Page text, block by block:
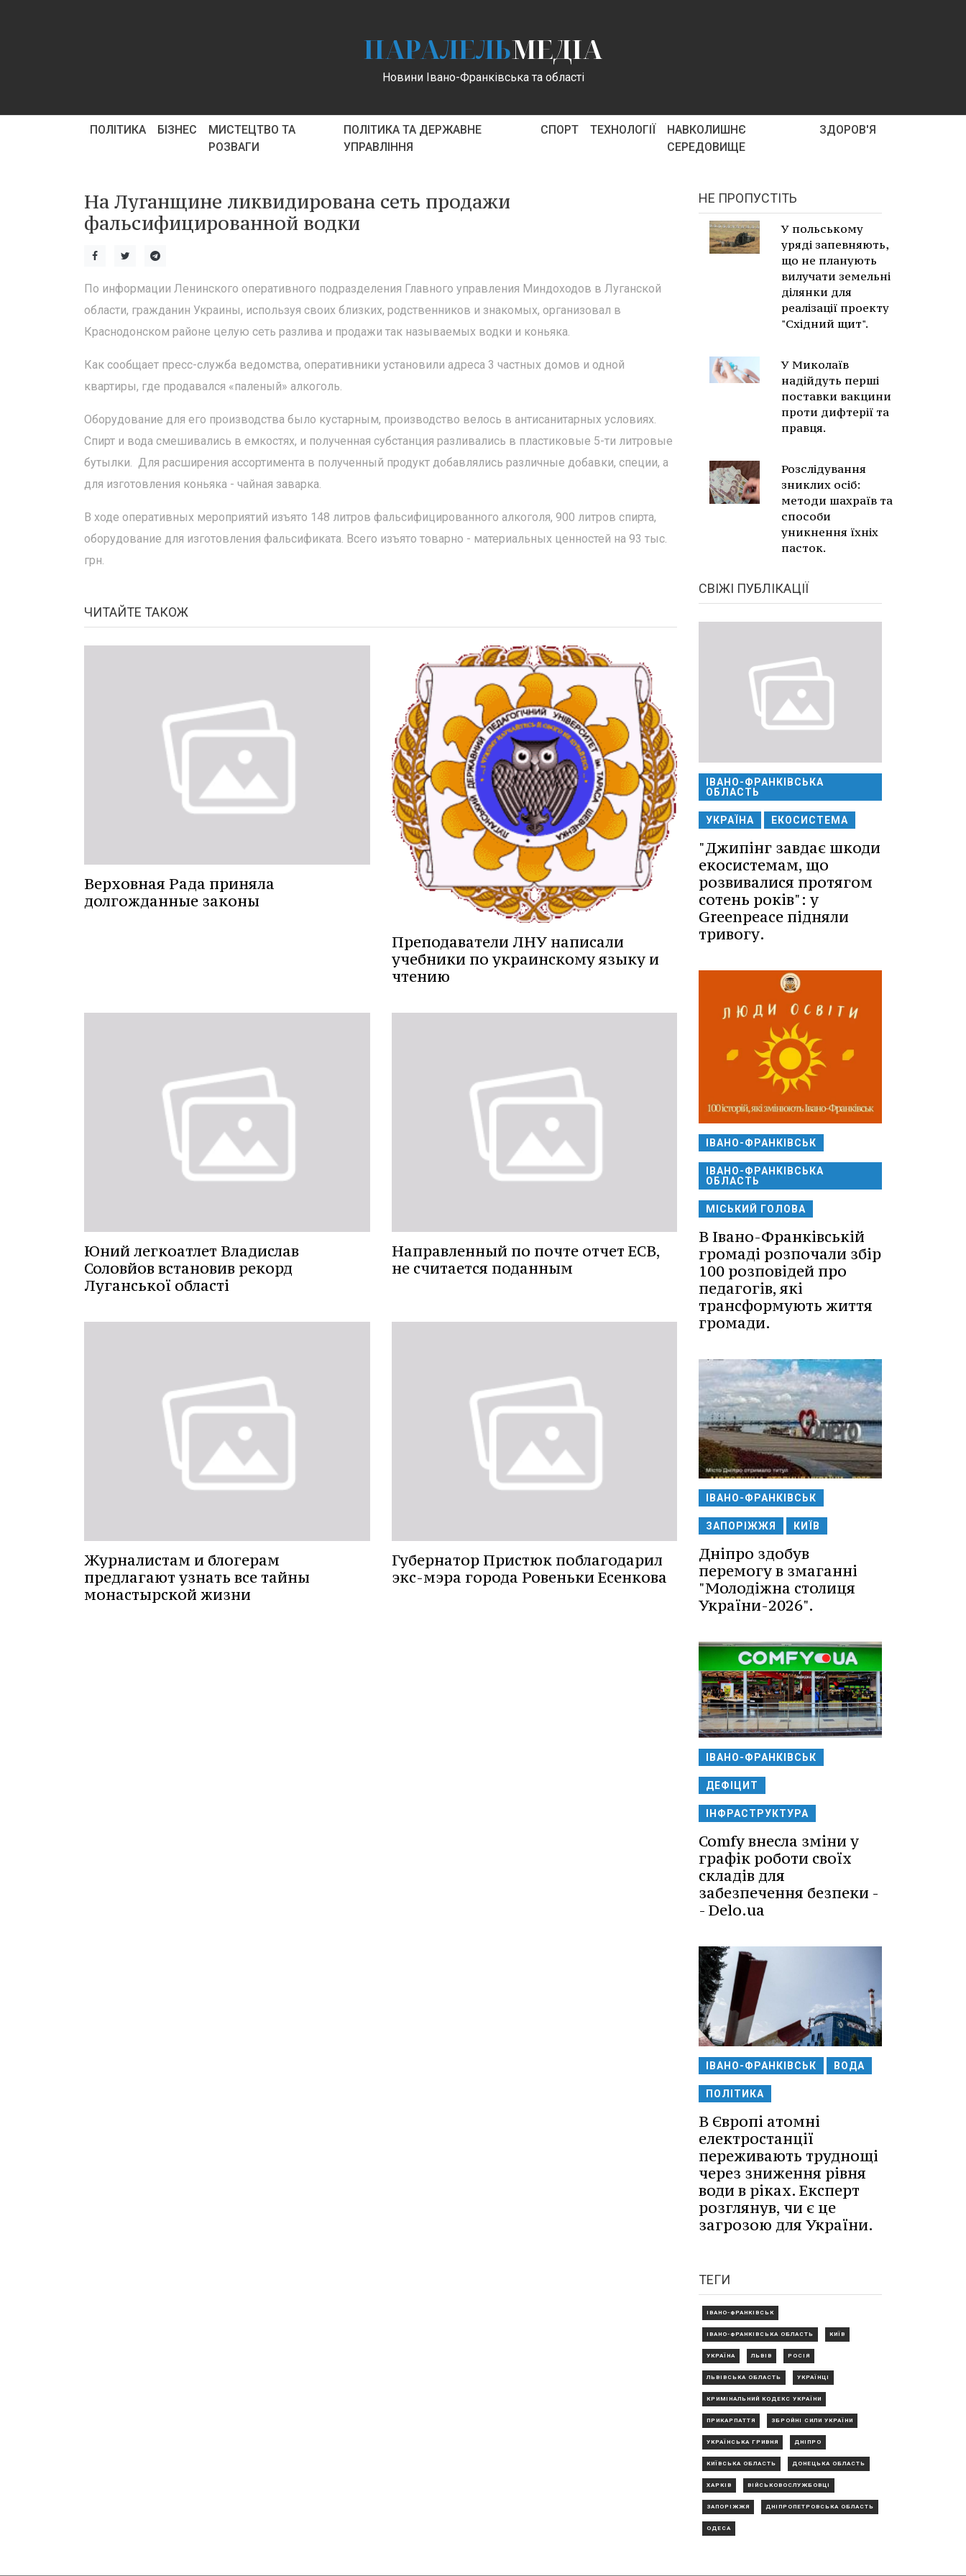
ПАРАЛЕЛЬМЕДІА
Новини Івано-Франківська та області
ПОЛІТИКА БІЗНЕС
МИСТЕЦТВО ТА
РОЗВАГИ
ПОЛІТИКА ТА ДЕРЖАВНЕ
УПРАВЛІННЯ
СПОРТ ТЕХНОЛОГІЇ
НАВКОЛИШНЄ
СЕРЕДОВИЩЕ
ЗДОРОВ'Я
На Луганщине ликвидирована сеть продажи
фальсифицированной водки
По информации Ленинского оперативного подразделения Главного управления Миндоходов в Луганской
области, гражданин Украины, используя своих близких, родственников и знакомых, организовал в
Краснодонском районе целую сеть разлива и продажи так называемых водки и коньяка.
Как сообщает пресс-служба ведомства, оперативники установили адреса 3 частных домов и одной
квартиры, где продавался «паленый» алкоголь.
Оборудование для его производства было кустарным, производство велось в антисанитарных условиях.
Спирт и вода смешивались в емкостях, и полученная субстанция разливались в пластиковые 5-ти литровые
бутылки. Для расширения ассортимента в полученный продукт добавлялись различные добавки, специи, а
для изготовления коньяка - чайная заварка.
В ходе оперативных мероприятий изъято 148 литров фальсифицированного алкоголя, 900 литров спирта,
оборудование для изготовления фальсификата. Всего изъято товарно - материальных ценностей на 93 тыс.
грн.
ЧИТАЙТЕ ТАКОЖ
Верховная Рада приняла
долгожданные законы
Преподаватели ЛНУ написали
учебники по украинскому языку и
чтению
Юний легкоатлет Владислав
Соловйов встановив рекорд
Луганської області
Направленный по почте отчет ЕСВ,
не считается поданным
Журналистам и блогерам
предлагают узнать все тайны
монастырской жизни
Губернатор Пристюк поблагодарил
экс-мэра города Ровеньки Есенкова
НЕ ПРОПУСТІТЬ
У польському
уряді запевняють,
що не планують
вилучати земельні
ділянки для
реалізації проекту
"Східний щит".
У Миколаїв
надійдуть перші
поставки вакцини
проти дифтерії та
правця.
Розслідування
зниклих осіб:
методи шахраїв та
способи
уникнення їхніх
пасток.
СВІЖІ ПУБЛІКАЦІЇ
ІВАНО-ФРАНКІВСЬКА
ОБЛАСТЬ
УКРАЇНА ЕКОСИСТЕМА
"Джипінг завдає шкоди
екосистемам, що
розвивалися протягом
сотень років": у
Greenpeace підняли
тривогу.
ІВАНО-ФРАНКІВСЬК
ІВАНО-ФРАНКІВСЬКА
ОБЛАСТЬ
МІСЬКИЙ ГОЛОВА
В Івано-Франківській
громаді розпочали збір
100 розповідей про
педагогів, які
трансформують життя
громади.
ІВАНО-ФРАНКІВСЬК
ЗАПОРІЖЖЯ КИЇВ
Дніпро здобув
перемогу в змаганні
"Молодіжна столиця
України-2026".
ІВАНО-ФРАНКІВСЬК
ДЕФІЦИТ
ІНФРАСТРУКТУРА
Comfy внесла зміни у
графік роботи своїх
складів для
забезпечення безпеки -
- Delo.ua
ІВАНО-ФРАНКІВСЬК ВОДА
ПОЛІТИКА
В Європі атомні
електростанції
переживають труднощі
через зниження рівня
води в ріках. Експерт
розглянув, чи є це
загрозою для України.
ТЕГИ
ІВАНО-ФРАНКІВСЬК
ІВАНО-ФРАНКІВСЬКА ОБЛАСТЬ КИЇВ
УКРАЇНА ЛЬВІВ РОСІЯ
ЛЬВІВСЬКА ОБЛАСТЬ УКРАЇНЦІ
КРИМІНАЛЬНИЙ КОДЕКС УКРАЇНИ
ПРИКАРПАТТЯ ЗБРОЙНІ СИЛИ УКРАЇНИ
УКРАЇНСЬКА ГРИВНЯ ДНІПРО
КИЇВСЬКА ОБЛАСТЬ ДОНЕЦЬКА ОБЛАСТЬ
ХАРКІВ ВІЙСЬКОВОСЛУЖБОВЦІ
ЗАПОРІЖЖЯ ДНІПРОПЕТРОВСЬКА ОБЛАСТЬ
ОДЕСА